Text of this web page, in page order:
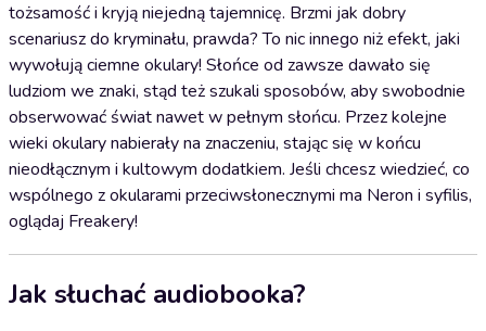
tożsamość i kryją niejedną tajemnicę. Brzmi jak dobry
scenariusz do kryminału, prawda? To nic innego niż efekt, jaki
wywołują ciemne okulary! Słońce od zawsze dawało się
ludziom we znaki, stąd też szukali sposobów, aby swobodnie
obserwować świat nawet w pełnym słońcu. Przez kolejne
wieki okulary nabierały na znaczeniu, stając się w końcu
nieodłącznym i kultowym dodatkiem. Jeśli chcesz wiedzieć, co
wspólnego z okularami przeciwsłonecznymi ma Neron i syfilis,
oglądaj Freakery!
Jak słuchać audiobooka?